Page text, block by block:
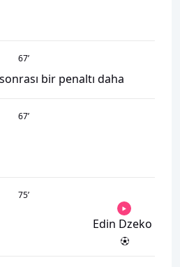
67’
bir penaltı daha
67’
75’
Edin Dzeko